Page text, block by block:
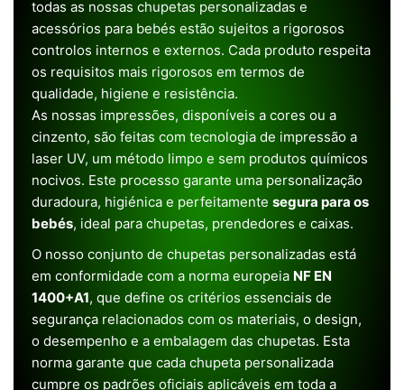
todas as nossas chupetas personalizadas e
acessórios para bebés estão sujeitos a rigorosos
controlos internos e externos. Cada produto respeita
os requisitos mais rigorosos em termos de
qualidade, higiene e resistência.
As nossas impressões, disponíveis a cores ou a
cinzento, são feitas com tecnologia de impressão a
laser UV, um método limpo e sem produtos químicos
nocivos. Este processo garante uma personalização
duradoura, higiénica e perfeitamente segura para os
bebés, ideal para chupetas, prendedores e caixas.
O nosso conjunto de chupetas personalizadas está
em conformidade com a norma europeia NF EN
1400+A1, que define os critérios essenciais de
segurança relacionados com os materiais, o design,
o desempenho e a embalagem das chupetas. Esta
norma garante que cada chupeta personalizada
cumpre os padrões oficiais aplicáveis em toda a